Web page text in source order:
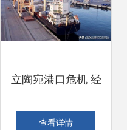
立陶宛港口危机 经
济下滑的警示
查看详情